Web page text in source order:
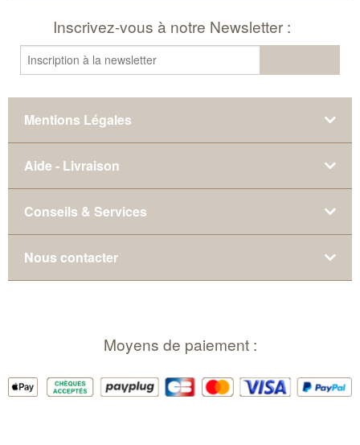
Inscrivez-vous à notre Newsletter :
Mentions Légales
Aide - Livraison
Conseils & Services
Nous contacter
Moyens de paiement :